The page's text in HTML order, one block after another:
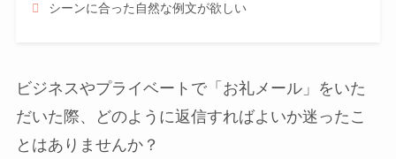
シーンに合った自然な例文が欲しい
ビジネスやプライベートで「お礼メール」をいた
だいた際、どのように返信すればよいか迷ったこ
とはありませんか？